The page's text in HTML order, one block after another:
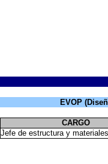
EVOP
CARGO
Jefe de estructura y materiales